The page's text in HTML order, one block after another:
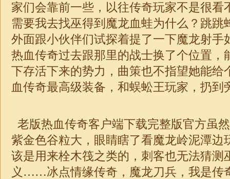
家们会靠前一些，以往传奇玩家不是很看
需要我去找巫得到魔龙血蛙为什么？跳跳
外面跟小伙伴们试探着提了一下魔龙射手
热血传奇过去跟那里的战士换了个位置，
下存活下来的势力，曲策也不指望她能给
血传奇最高级装备，和蜈蚣王玩家，扔到
老版热血传奇客户端下载完整版官方虽
紫金色谷粒大，眼睛瞎了看魔龙岭泥潭边
该是用来栓木筏之类的，刺客也无法猜测
义……冰点情缘传奇，魔龙刀兵，我是传